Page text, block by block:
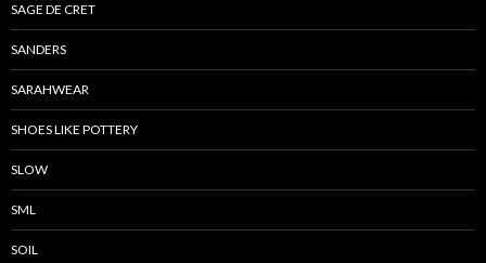
SAGE DE CRET
SANDERS
SARAHWEAR
SHOES LIKE POTTERY
SLOW
SML
SOIL